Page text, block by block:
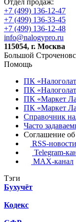
Отдел продаж:
+7 (499) 136-12-47
+7 (499) 136-33-45
+7 (499) 136-12-48
info@nalogypro.ru
115054, г. Москва
Большой
Помощь
ПК
ПК
ПК «Маркет
ПК «Маркет
Справочник
Часто
Соглашение
RSS-новости
Telegram-
MAX-канал
Тэги
Бухучёт
Кодекс